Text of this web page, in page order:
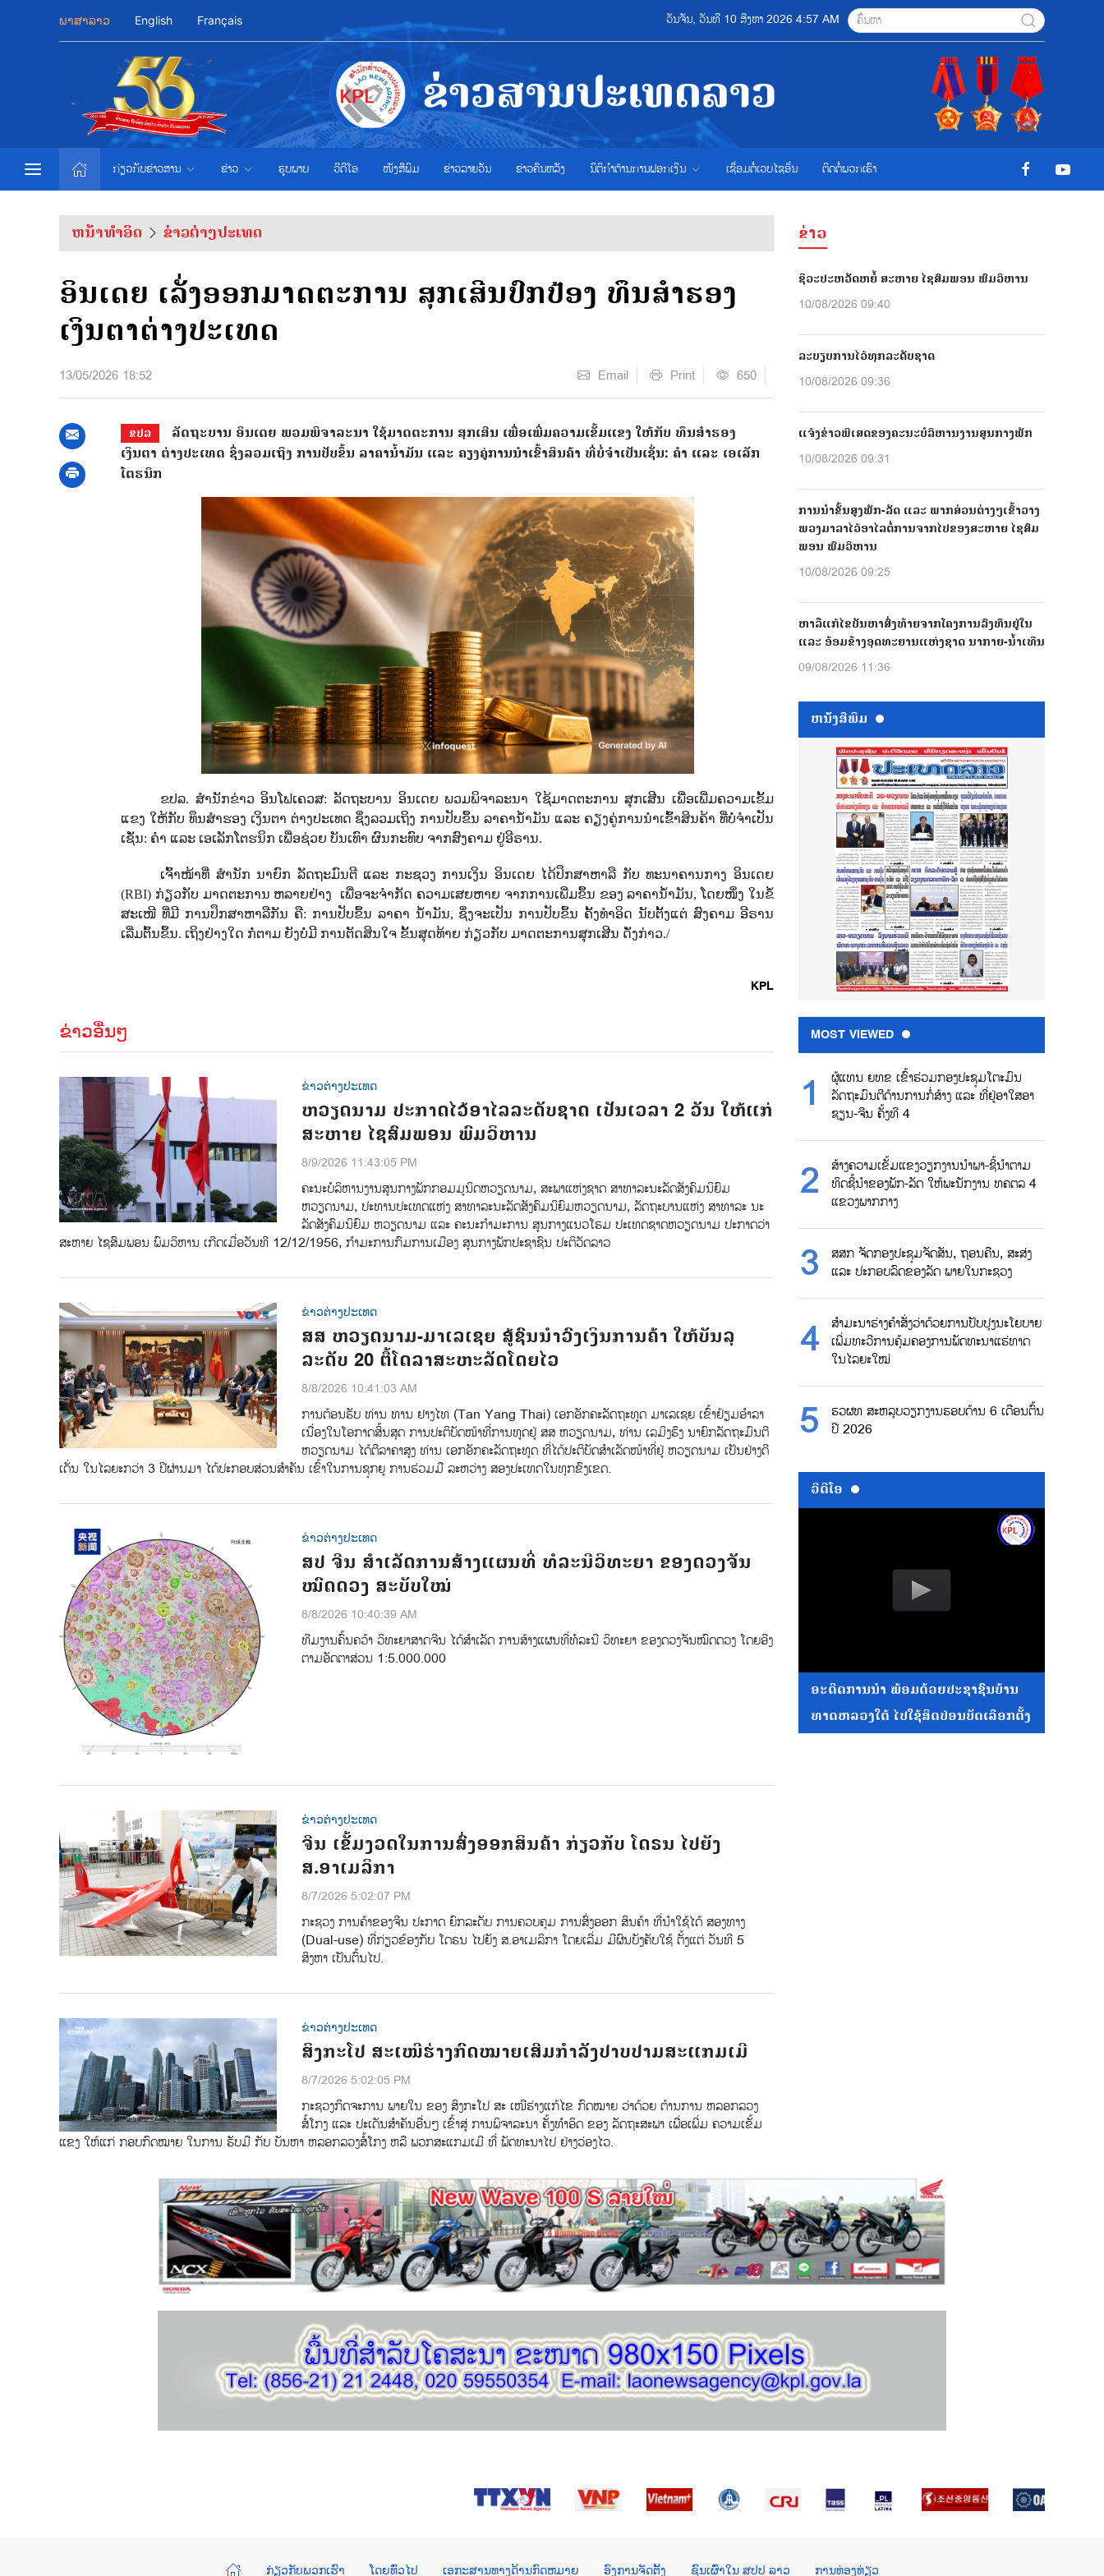
ພາສາລາວ English Français ວັນຈັນ, ວັນທີ 10 ສີງຫາ 2026 4:57 AM
ກ່ຽວກັບຂ່າວສານ ຂ່າວ ຮູບພາບ ວີດີໂອ ໜັງສືພິມ ຂ່າວ​ລາຍ​ວັນ ຂ່າວຄືນຫລັງ ນິຕິກຳຕ້ານການຟອກເງິນ ເຊື່ອມຕໍ່ເວບໄຊອ່ືນ ຕິດຕໍ່ພວກເຮົາ
ຫນ້າທຳອິດ ຂ່າວຕ່າງປະເທດ
ອິນເດຍ ເລັ່ງອອກມາດຕະການ ສຸກເສີນປົກປ້ອງ ທຶນສຳຮອງ
ເງິນຕາຕ່າງປະເທດ
13/05/2026 18:52 Email Print 650
ຂປລ
ລັດຖະບານ ອິນເດຍ ພວມພິຈາລະນາ ໃຊ້ມາດຕະການ ສຸກເສີນ ເພື່ອເພີ່ມຄວາມເຂັ້ມແຂງ ໃຫ້ກັບ ທຶນສຳຮອງ
ເງິນຕາ ຕ່າງປະເທດ ຊຶ່ງລວມເຖິງ ການປັບຂຶ້ນ ລາຄານໍ້າມັນ ແລະ ຄຽງຄູ່ການນໍາເຂົ້າສິນຄ້າ ທີ່ບໍ່ຈຳເປັນເຊັ່ນ: ຄຳ ແລະ ເອເລັກ
ໂຕຮນິກ
ຂປລ. ສຳນັກຂ່າວ ອິນໂຟເຄວສ: ລັດຖະບານ ອິນເດຍ ພວມພິຈາລະນາ ໃຊ້ມາດຕະການ ສຸກເສີນ ເພື່ອເພີ່ມຄວາມເຂັ້ມ
ແຂງ ໃຫ້ກັບ ທຶນສຳຮອງ ເງິນຕາ ຕ່າງປະເທດ ຊຶ່ງລວມເຖິງ ການປັບຂຶ້ນ ລາຄານໍ້າມັນ ແລະ ຄຽງຄູ່ການນໍາເຂົ້າສິນຄ້າ ທີ່ບໍ່ຈຳເປັນ
ເຊັ່ນ: ຄຳ ແລະ ເອເລັກໂຕຮນິກ ເພື່ອຊ່ວຍ ບັນເທົາ ຜົນກະທົບ ຈາກສົງຄາມ ຢູ່ອີຣານ.
ເຈົ້າໜ້າທີ່ ສຳນັກ ນາຍົກ ລັດຖະມົນຕີ ແລະ ກະຊວງ ການເງິນ ອິນເດຍ ໄດ້ປຶກສາຫາລື ກັບ ທະນາຄານກາງ ອິນເດຍ
(RBI) ກ່ຽວກັບ ມາດຕະການ ຫລາຍຢ່າງ
ເພື່ອຈະຈໍາກັດ ຄວາມເສຍຫາຍ ຈາກການເພີ່ມຂຶ້ນ ຂອງ ລາຄານໍ້າມັນ, ໂດຍໜຶ່ງ ໃນຂໍ້
ສະເໜີ ທີ່ມີ ການປຶກສາຫາລືກັນ ຄື: ການປັບຂຶ້ນ ລາຄາ ນໍ້າມັນ, ຊຶ່ງຈະເປັນ ການປັບຂຶ້ນ ຄັ້ງທຳອິດ ນັບຕັ້ງແຕ່ ສົງຄາມ ອີຣານ
ເລີ່ມຕົ້ນຂຶ້ນ. ເຖິງຢ່າງໃດ ກໍ່ຕາມ ຍັງບໍ່ມີ ການຕັດສິນໃຈ ຂັ້ນສຸດທ້າຍ ກ່ຽວກັບ ມາດຕະການສຸກເສີນ ດັ່ງກ່າວ./
KPL
ຂ່າວອື່ນໆ
ຂ່າວຕ່າງປະເທດ
ຫວຽດນາມ ປະກາດໄວ້ອາໄລລະດັບຊາດ ເປັນເວລາ 2 ວັນ ໃຫ້ແກ່
ສະຫາຍ ໄຊສົມພອນ ພົມວິຫານ
8/9/2026 11:43:05 PM
ຄະນະບໍລິຫານງານສູນກາງພັກກອມມູນິດຫວຽດນາມ, ສະພາແຫ່ງຊາດ ສາທາລະນະລັດສັງຄົມນິຍົມ
ຫວຽດນາມ, ປະທານປະເທດແຫ່ງ ສາທາລະນະລັດສັງຄົມນິຍົມຫວຽດນາມ, ລັດຖະບານແຫ່ງ ສາທາລະ ນະ
ລັດສັງຄົມນິຍົມ ຫວຽດນາມ ແລະ ຄະນະກຳມະການ ສູນກາງແນວໂຮມ ປະເທດຊາດຫວຽດນາມ ປະກາດວ່າ
ສະຫາຍ ໄຊສົມພອນ ພົມວິຫານ ເກີດເມື່ອວັນທີ 12/12/1956, ກຳມະການກົມການເມືອງ ສູນກາງພັກປະຊາຊົນ ປະຕິວັດລາວ
ຂ່າວຕ່າງປະເທດ
ສສ ຫວຽດນາມ-ມາເລເຊຍ ສູ້ຊົນນຳວົງເງິນການຄ້າ ໃຫ້ບັນລຸ
ລະດັບ 20 ຕື້ໂດລາສະຫະລັດໂດຍໄວ
8/8/2026 10:41:03 AM
ການ​ຕ້ອນ​ຮັບ​ ທ່ານ ທານ ຢາງໄທ (Tan Yang Thai) ​ເອກ​ອັກ​ຄະ​ລັດ​ຖະ​ທູດ ມາ​ເລ​ເຊຍ ເຂົ້າ​ຢ້ຽມ​ອຳ​ລາ​
ເນື່ອງ​ໃນ​ໂອ​ກາດ​ສິ້ນ​ສຸດ​ ການ​ປະ​ຕິ​ບັດ​ໜ້າ​ທີ່​ການ​ທູດ​ຢູ່ ສສ ຫວຽດ​ນາມ, ທ່ານ​ ເລ​ມິ​ງ​ຮຶງ ນາ​ຍົກ​ລັດ​ຖະ​ມົນ​ຕີ
ຫວຽດ​ນາມ ໄດ້​ຕີ​ລາ​ຄາ​ສູງ​ ທ່ານ ເອກ​ອັກ​ຄະ​ລັດ​ຖະ​ທູດ ທີ່​ໄດ້​ປະ​ຕິ​ບັດ​ສຳ​ເລັດ​ໜ້າ​ທີ່​ຢູ່ ຫວຽດ​ນາມ​ ເປັນ​ຢ່າງ​ດີ
ເດັ່ນ ໃນ​ໄລ​ຍະ​ກວ່າ 3 ປີ​ຜ່ານ​ມາ ໄດ້​ປະ​ກອບ​ສ່ວນ​ສຳ​ຄັນ ​ເຂົ້າໃນ​ການ​ຊຸກ​ຍູ​ ການ​ຮ່ວມ​ມື​ ລະ​ຫວ່າງ ​ສອງ​ປະ​ເທດ​ໃນ​ທຸກ​ຂົງ​ເຂດ.
ຂ່າວຕ່າງປະເທດ
ສປ ຈີນ ສຳເລັດການສ້າງແຜນທີ່ ທໍລະນີວິທະຍາ ຂອງດວງຈັນ
ໝົດດວງ ສະບັບໃໝ່
8/8/2026 10:40:39 AM
ທີມ​ງານ​ຄົ້ນ​ຄວ້າ ​ວິ​ທະ​ຍາ​ສາດ​ຈີນ​ ໄດ້​ສຳ​ເລັດ ​ການ​​ສ້າງ​ແຜນ​ທີ່​ທໍ​ລະ​ນີ​ ວິ​ທະ​ຍາ ຂອງ​ດວງ​ຈັນ​ໝົດ​ດວງ​ ໂດຍ​ອີງ​
ຕາມ​ອັດ​ຕາ​ສ່ວນ 1:5.000.000
ຂ່າວຕ່າງປະເທດ
ຈີນ ເຂັ້ມງວດໃນການສົ່ງອອກສິນຄ້າ ກ່ຽວກັບ ໂດຣນ ໄປຍັງ
ສ.ອາເມລິກາ
8/7/2026 5:02:07 PM
ກະຊວງ ການຄ້າຂອງຈີນ ປະກາດ ຍົກລະດັບ ການຄວບຄຸມ ການສົ່ງອອກ ສິນຄ້າ ທີ່ນຳໃຊ້ໄດ້ ສອງທາງ
(Dual-use) ທີ່ກ່ຽວຂ້ອງກັບ ໂດຣນ ໄປຍັງ ສ.ອາເມລິກາ ໂດຍເລີ່ມ ມີຜົນບັງຄັບໃຊ້ ຕັ້ງແຕ່ ວັນທີ 5
ສິງຫາ ເປັນຕົ້ນໄປ.
ຂ່າວຕ່າງປະເທດ
ສິງກະໂປ ສະເໜີຮ່າງກົດໝາຍເສີມກຳລັງປາບປາມສະແກມເມີ
8/7/2026 5:02:05 PM
ກະຊວງກິດຈະການ ພາຍໃນ ຂອງ ສິງກະໂປ ສະ ເໜີຮ່າງແກ້ໄຂ ກົດໝາຍ ວ່າດ້ວຍ ຕ້ານການ ຫລອກລວງ
ສໍ້ໂກງ ແລະ ປະເດັນສຳຄັນອື່ນໆ ເຂົ້າສູ່ ການພິຈາລະນາ ຄັ້ງທຳອິດ ຂອງ ລັດຖະສະພາ ເພື່ອເພີ່ມ ຄວາມເຂັ້ມ
ແຂງ ໃຫ້ແກ່ ກອບກົດໝາຍ ໃນການ ຮັບມື ກັບ ບັນຫາ ຫລອກລວງສໍ້ໂກງ ຫລື ພວກສະແກມເມີ ທີ່ ພັດທະນາໄປ ຢ່າງວ່ອງໄວ.
ຂ່າວ
ຊີວະປະຫວັດຫຍໍ້ ສະຫາຍ ໄຊສົມພອນ ພົມວິຫານ
10/08/2026 09:40
ລະບຽບການໄວ້ທຸກລະດັບຊາດ
10/08/2026 09:36
ແຈ້ງຂ່າວພິເສດຂອງຄະນະບໍລິຫານງານສູນກາງພັກ
10/08/2026 09:31
ການນຳຂັ້ນສູງພັກ-ລັດ ແລະ ພາກສ່ວນຕ່າງໆເຂົ້າວາງ
ພວງມາລາໄວ້ອາໄລຕໍ່ການຈາກໄປຂອງສະຫາຍ ໄຊສົມ
ພອນ ພົມວິຫານ
10/08/2026 09:25
ຫາລືແກ້ໄຂບັນຫາສົ່ງທ້າຍຈາກໂຄງການລົງທຶນຢູ່ໃນ
ແລະ ອ້ອມຂ້າງອຸດທະຍານແຫ່ງຊາດ ນາກາຍ-ນໍ້າເທີນ
09/08/2026 11:36
ຫນ້ັງສືພິມ
MOST VIEWED
ຜູ້ແທນ ຍທຂ ເຂົ້າຮ່ວມກອງປະຊຸມໂຕະມົນ
ລັດຖະມົນຕີດ້ານການກໍ່ສ້າງ ແລະ ທີ່ຢູ່ອາໃສອາ
ຊຽນ-ຈີນ ຄັ້ງທີ 4
ສ້າງຄວາມເຂັ້ມແຂງວຽກງານນຳພາ-ຊີ້ນຳຕາມ
ທິດຊີ້ນຳຂອງພັກ-ລັດ ໃຫ້ພະນັກງານ ທຄຕລ 4
ແຂວງພາກກາງ
ສສກ ຈັດກອງປະຊຸມຈັດສັນ, ຖອນຄືນ, ສະສ່ງ
ແລະ ປະກອບລົດຂອງລັດ ພາຍໃນກະຊວງ
ສຳມະນາຮ່າງຄຳສັ່ງວ່າດ້ວຍການປັບປຸງນະໂຍບາຍ
ເພີ່ມທະວີການຄຸ້ມຄອງການພັດທະນາແຮ່ທາດ
ໃນໄລຍະໃໝ່
ຮວຜທ ສະຫລຸບວຽກງານຮອບດ້ານ 6 ເດືອນຕົ້ນ
ປີ 2026
ວີດີໂອ
ອະດີດການນໍາ ພ້ອມດ້ວຍປະຊາຊົນບ້ານ
ທາດຫລວງໃຕ້ ໄປໃຊ້ສິດປ່ອນບັດເລືອກຕັ້ງ
ກ່ຽວກັບພວກເຮົາ ໂດຍທົ່ວໄປ ເອກະສານທາງດ້ານກົດຫມາຍ ອົງການຈັດຕັ້ງ ຊົນເຜົ່າໃນ ສປປ ລາວ ການທ່ອງທ່ຽວ